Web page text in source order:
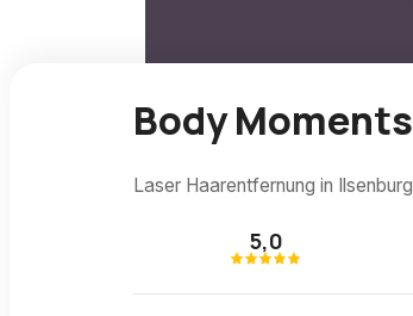
Body Moments
Laser Haarentfernung in Ilsenburg
5,0